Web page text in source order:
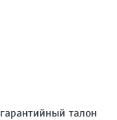
талон